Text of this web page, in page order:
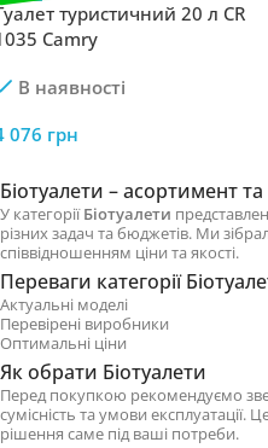
туристичний 20 л CR
Camry
В наявності
076 грн
Біотуалети – асортимент та
У категоріїБіотуалети
різних задач та бюджетів. Ми
співвідношенням ціни та якості.
Переваги категорії
Актуальні моделі
Перевірені виробники
Оптимальні ціни
Як обрати Біотуалети
Перед покупкою рекомендуємо
сумісність та умови
рішення саме під ваші потреби.